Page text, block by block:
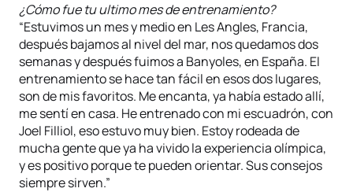
¿Cómo fue tu ultimo mes de entrenamiento?
“Estuvimos un mes y medio en Les Angles, Francia,
después bajamos al nivel del mar, nos quedamos dos
semanas y después fuimos a Banyoles, en España. El
entrenamiento se hace tan fácil en esos dos lugares,
son de mis favoritos. Me encanta, ya había estado allí,
me sentí en casa. He entrenado con mi escuadrón, con
Joel Filliol, eso estuvo muy bien. Estoy rodeada de
mucha gente que ya ha vivido la experiencia olímpica,
y es positivo porque te pueden orientar. Sus consejos
siempre sirven.”